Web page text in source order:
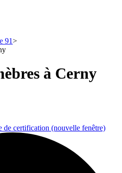
91
à Cerny
de certification (nouvelle fenêtre)